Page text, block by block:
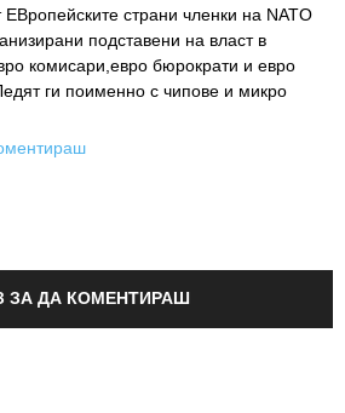
страни членки на NATO
подставени на власт в
комисари,евро бюрократи и евро
ги поименно с чипове и микро
ЗА ДА КОМЕНТИРАШ